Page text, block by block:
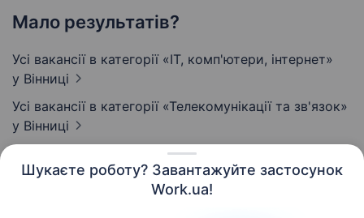
Шукаєте роботу? Завантажуйте застосунок
Work.ua!
Мало результатів?
Усі вакансії в категорії «IT, комп'ютери, інтернет»
у Вінниці
Усі вакансії в категорії «Телекомунікації та зв'язок»
у Вінниці